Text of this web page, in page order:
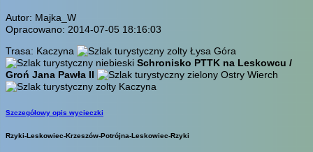
Autor: Majka_W
Opracowano: 2014-07-05 18:16:03
Trasa: Kaczyna
Łysa Góra
Schronisko PTTK na Leskowcu /
Groń Jana Pawła II
Ostry Wierch
Kaczyna
Szczegółowy opis wycieczki
Rzyki-Leskowiec-Krzeszów-Potrójna-Leskowiec-Rzyki